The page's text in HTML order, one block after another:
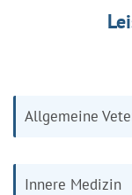
Allgemeine
Innere Medizin